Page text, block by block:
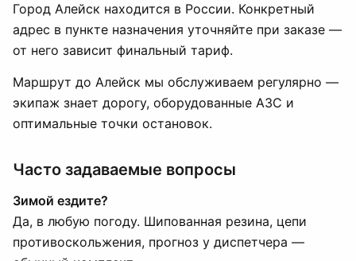
Город Алейск находится в России. Конкретный
адрес в пункте назначения уточняйте при заказе —
от него зависит финальный тариф.
Маршрут до Алейск мы обслуживаем регулярно —
экипаж знает дорогу, оборудованные АЗС и
оптимальные точки остановок.
Часто задаваемые вопросы
Зимой ездите?
Да, в любую погоду. Шипованная резина, цепи
противоскольжения, прогноз у диспетчера —